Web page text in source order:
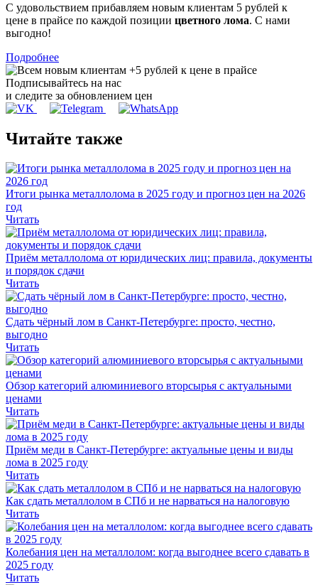
С удовольствием прибавляем новым клиентам 5 рублей к
цене в прайсе по каждой позиции цветного лома. С нами
выгодно!
Подробнее
Подписывайтесь на нас
и следите за обновлением цен
Читайте также
Итоги рынка металлолома в 2025 году и прогноз цен на 2026
год
Читать
Приём металлолома от юридических лиц: правила, документы
и порядок сдачи
Читать
Сдать чёрный лом в Санкт-Петербурге: просто, честно,
выгодно
Читать
Обзор категорий алюминиевого вторсырья с актуальными
ценами
Читать
Приём меди в Санкт-Петербурге: актуальные цены и виды
лома в 2025 году
Читать
Как сдать металлолом в СПб и не нарваться на налоговую
Читать
Колебания цен на металлолом: когда выгоднее всего сдавать в
2025 году
Читать